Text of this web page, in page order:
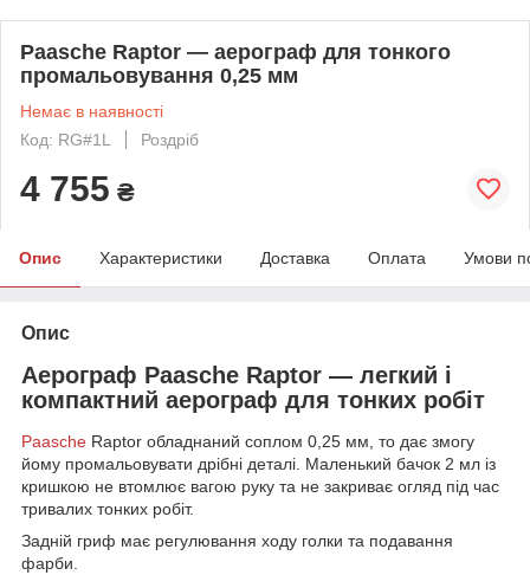
Paasche Raptor — аерограф для тонкого
промальовування 0,25 мм
Немає в наявності
Код: RG#1L
Роздріб
4 755 ₴
Опис Характеристики Доставка Оплата Умови
Опис
Аерограф Paasche Raptor — легкий і
компактний аерограф для тонких робіт
Paasche Raptor обладнаний соплом 0,25 мм, то дає змогу
йому промальовувати дрібні деталі. Маленький бачок 2 мл із
кришкою не втомлює вагою руку та не закриває огляд під час
тривалих тонких робіт.
Задній гриф має регулювання ходу голки та подавання
фарби.